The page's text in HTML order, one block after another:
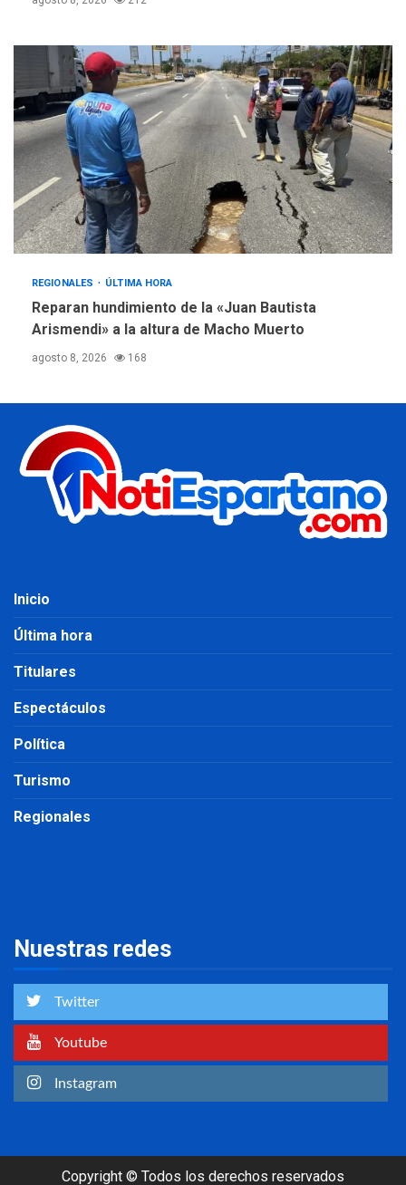
REGIONALES ÚLTIMA HORA
Reparan hundimiento de la «Juan Bautista
Arismendi» a la altura de Macho Muerto
agosto 8, 2026 168
Inicio
Última hora
Titulares
Espectáculos
Política
Turismo
Regionales
Nuestras redes
Twitter
Youtube
Instagram
Copyright © Todos los derechos reservados